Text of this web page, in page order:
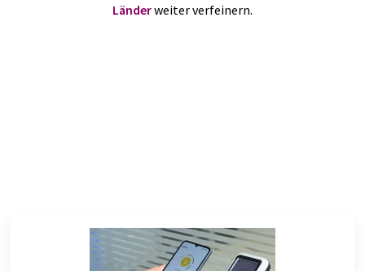
Länderweiter verfeinern.